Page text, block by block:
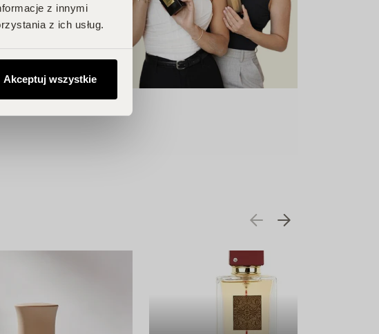
z innymi
z ich usług.
Akceptuj wszystkie